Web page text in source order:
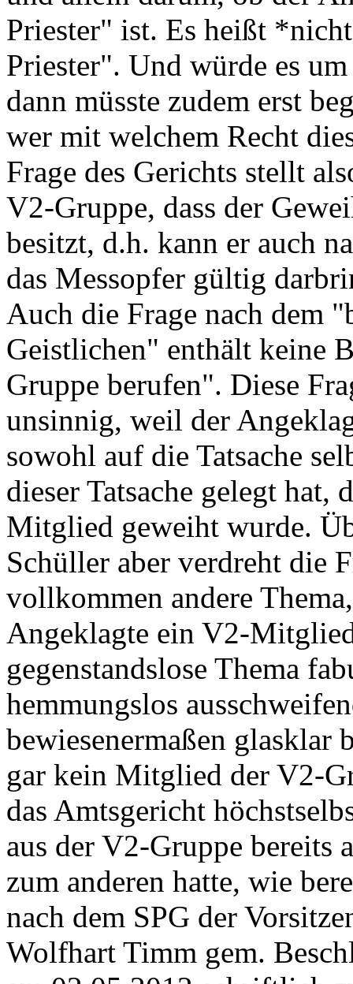
Priester" ist. Es heißt
Priester". Und würde es
dann müsste zudem erst
wer mit welchem Recht
Frage des Gerichts stellt
V2-Gruppe, dass der
besitzt, d.h. kann er auch
das Messopfer gültig
Auch die Frage nach dem
Geistlichen" enthält keine
Gruppe berufen". Diese
unsinnig, weil der
sowohl auf die Tatsache
dieser Tatsache gelegt hat,
Mitglied geweiht wurde.
Schüller aber verdreht die
vollkommen andere
Angeklagte ein V2-
gegenstandslose Thema
hemmungslos
bewiesenermaßen glasklar
gar kein Mitglied der V2-
das Amtsgericht
aus der V2-Gruppe
zum anderen hatte, wie
nach dem SPG der
Wolfhart Timm gem.